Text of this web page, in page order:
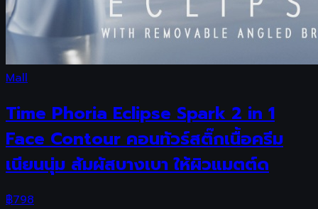
Mall
Time Phoria Eclipse Spark 2 in 1
Face Contour คอนทัวร์สติ๊กเนื้อครีม
เนียนนุ่ม สัมผัสบางเบา ให้ผิวแมตต์ด
฿798